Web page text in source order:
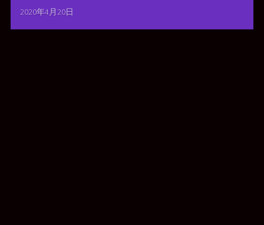
2020年4月20日